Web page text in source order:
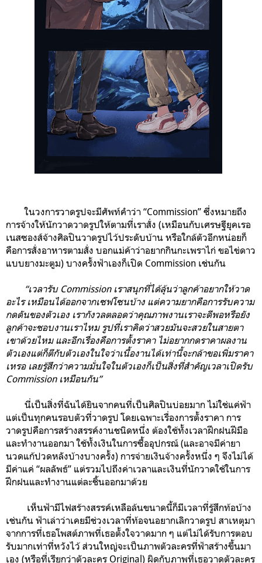
ในวงการวาดรูปจะมีศัพท์คำว่า “Commission” ซึ่งหมายถึง
การจ้างให้นักวาดวาดรูปให้ตามที่เราสั่ง (เหมือนกับเศรษฐียุคเรอ
เนสซองส์จ้างศิลปินวาดรูปไว้ประดับบ้าน หรือใกล้ตัวอีกหน่อยก็
คือการสั่งอาหารตามสั่ง บอกแม่ค้าว่าอยากกินกะเพราไก่ ขอไข่ดาว
แบบยางมะตูม) บางครั้งฟ้าเองก็เปิด Commission เช่นกัน
“เวลารับ Commission เราสนุกที่ได้ลุ้นว่าลูกค้าอยากให้วาด
อะไร เหมือนได้ออกจากเซฟโซนบ้าง แต่ความยากคือการรับความ
กดดันของตัวเอง เรากังวลตลอดว่าคุณภาพงานเราจะดีพอหรือยัง
ลูกค้าจะชอบงานเราไหม รูปที่เราคิดว่าสวยมันจะสวยในสายตา
เขาด้วยไหม และอีกเรื่องคือการตั้งราคา ไม่อยากกดราคาผลงาน
ตัวเองแต่ก็ตีกับตัวเองในใจว่าเนื้องานได้เท่านี้จะกล้าขอเพิ่มราคา
เหรอ เลยรู้สึกว่าความมั่นใจในตัวเองก็เป็นสิ่งที่สำคัญเวลาเปิดรับ
Commission เหมือนกัน”
นี่เป็นสิ่งที่ฉันได้ยินจากคนที่เป็นศิลปินบ่อยมาก ไม่ใช่แค่ฟ้า
แต่เป็นทุกคนรอบตัวที่วาดรูป โดยเฉพาะเรื่องการตั้งราคา การ
วาดรูปคือการสร้างสรรค์งานชนิดหนึ่ง ต้องใช้ทั้งเวลาฝึกฝนฝีมือ
และทำงานออกมา ใช้ทั้งเงินในการซื้ออุปกรณ์ (และอาจมีค่ายา
นวดแก้ปวดหลังบ้างบางครั้ง) การจ่ายเงินจ้างครั้งหนึ่ง ๆ จึงไม่ได้
มีค่าแค่ “ผลลัพธ์” แต่รวมไปถึงค่าเวลาและเงินที่นักวาดใช้ในการ
ฝึกฝนและทำงานแต่ละชิ้นออกมาด้วย
เห็นฟ้ามีไฟสร้างสรรค์เหลือล้นขนาดนี้ก็มีเวลาที่รู้สึกท้อบ้าง
เช่นกัน ฟ้าเล่าว่าเคยมีช่วงเวลาที่ท้อจนอยากเลิกวาดรูป สาเหตุมา
จากการที่เธอโพสต์ภาพที่เธอตั้งใจวาดมาก ๆ แต่ไม่ได้รับการตอบ
รับมากเท่าที่หวังไว้ ส่วนใหญ่จะเป็นภาพตัวละครที่ฟ้าสร้างขึ้นมา
เอง (หรือที่เรียกว่าตัวละคร Original) ผิดกับภาพที่เธอวาดตัวละคร